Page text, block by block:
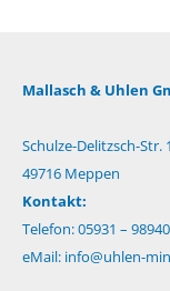
Mallasch & Uhlen
Schulze-Delitzsch-Str. 1
49716 Meppen
Kontakt:
Telefon: 05931 – 98940
eMail: info@uhlen-